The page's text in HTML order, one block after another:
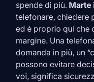
spende di più. Marte
telefonare, chiedere
ed è proprio qui che
margine. Una
domanda in più, un
possono evitare
voi, significa